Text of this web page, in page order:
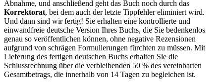
Abnahme, und anschließend geht das Buch noch durch das
Korrektorat, bei dem auch der letzte Tippfehler eliminiert wird.
Und dann sind wir fertig! Sie erhalten eine kontrollierte und
einwandfreie deutsche Version Ihres Buchs, die Sie bedenkenlos
genau so veröffentlichen können, ohne negative Rezensionen
aufgrund von schrägen Formulierungen fürchten zu müssen. Mit
Lieferung des fertigen deutschen Buchs erhalten Sie die
Schlussrechnung über die verbleibenden 50 % des vereinbarten
Gesamtbetrags, die innerhalb von 14 Tagen zu begleichen ist.